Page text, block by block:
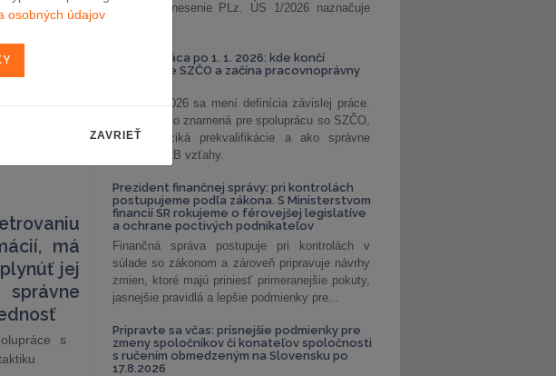
právnom
má
jej
s
celkov. Uznesenie PLz. ÚS 1/2026 naznačuje
odklon od...
Závislá práca po 1. 1. 2026: kde končí
podnikanie SZČO a začína pracovnoprávny
Od 1. 1. 2026 sa mení definícia závislej práce.
Zistite, čo to znamená pre spoluprácu so SZČO,
aké sú riziká prekvalifikácie a ako správne
nastaviť B2B vzťahy.
Prezident finančnej správy: pri kontrolách
postupujeme podľa zákona. S Ministerstvom
financií SR rokujeme o férovejšej legislatíve
a ochrane poctivých podnikateľov
Finančná správa postupuje pri kontrolách v
súlade so zákonom a zároveň pripravuje návrhy
zmien, ktoré majú priniesť primeranejšie pokuty,
jasnejšie pravidlá a lepšie podmienky pre...
Pripravte sa včas: prísnejšie podmienky pre
zmeny spoločníkov či konateľov spoločnosti
s ručením obmedzeným na Slovensku po
17.8.2026
osobných údajov
ZAVRIEŤ